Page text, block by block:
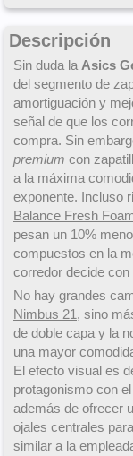
Descripción
Sin duda la Asics
del segmento de
amortiguación y
señal de que los
compra. Sin
premium con
a la máxima
exponente. Incluso
Balance Fresh
pesan un 10%
compuestos en la
corredor decide
No hay grandes
Nimbus 21 , sino
de doble capa y la
una mayor
El efecto visual es
protagonismo con
además de ofrecer
ojales centrales
similar a la